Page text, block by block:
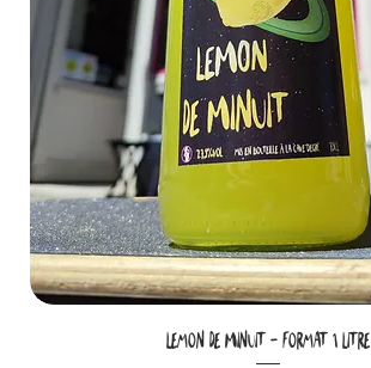
Lemon De Minuit - Format 1 Litre